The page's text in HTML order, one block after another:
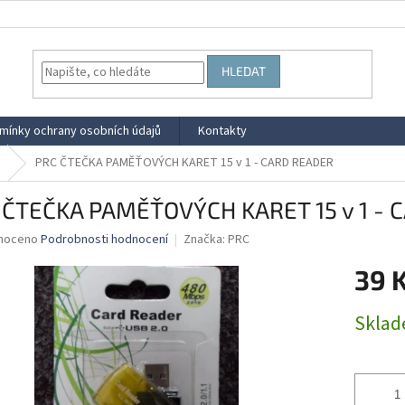
HLEDAT
ochrany osobních údajů
Kontakty
PRC ČTEČKA PAMĚŤOVÝCH KARET 15 v 1 - CARD READER
PAMĚŤOVÝCH KARET 15 v 1 -
Podrobnosti hodnocení Značka: PRC
39
cena: